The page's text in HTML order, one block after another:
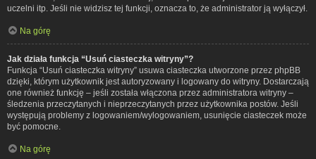
uczelni itp. Jeśli nie widzisz tej funkcji, oznacza to, że administrator ją wyłączył.
Na górę
Jak działa funkcja “Usuń ciasteczka witryny”?
Funkcja “Usuń ciasteczka witryny” usuwa ciasteczka utworzone przez phpBB
dzięki, którym użytkownik jest autoryzowany i logowany do witryny. Dostarczają
one również funkcję – jeśli została włączona przez administratora witryny –
śledzenia przeczytanych i nieprzeczytanych przez użytkownika postów. Jeśli
występują problemy z logowaniem/wylogowaniem, usunięcie ciasteczek może
być pomocne.
Na górę